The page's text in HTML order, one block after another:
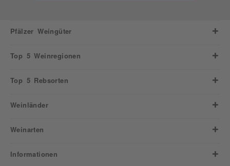
Pfälzer Weingüter
Top 5 Weinregionen
Top 5 Rebsorten
Weinländer
Weinarten
Informationen